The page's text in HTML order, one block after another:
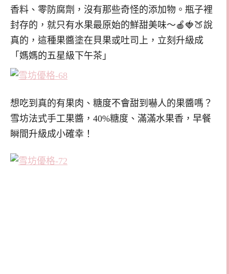
香料、零防腐劑，沒有那些奇怪的添加物。瓶子裡
封存的，就只有水果最原始的鮮甜美味～🍎🍓🍑說
真的，這種果醬塗在貝果或吐司上，立刻升級成
「媽媽的五星級下午茶」
想吃到真的有果肉、糖度不會甜到嚇人的果醬嗎？
雪坊法式手工果醬，40%糖度、滿滿水果香，早餐
瞬間升級成小確幸！